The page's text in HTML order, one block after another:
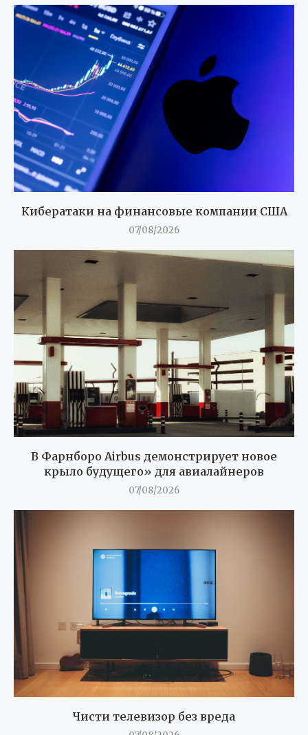
Кибератаки на финансовые компании США
07/08/2026
В Фарнборо Airbus демонстрирует новое
крыло будущего» для авиалайнеров
07/08/2026
Чисти телевизор без вреда